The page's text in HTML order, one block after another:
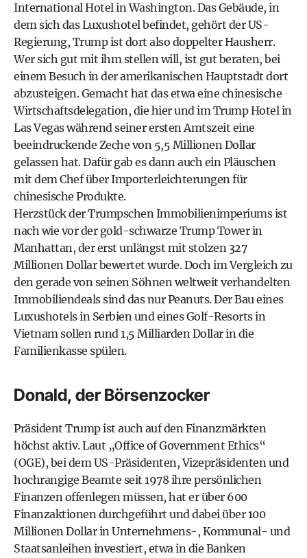
International Hotel in Washington. Das Gebäude, in
dem sich das Luxushotel befindet, gehört der US-
Regierung, Trump ist dort also doppelter Hausherr.
Wer sich gut mit ihm stellen will, ist gut beraten, bei
einem Besuch in der amerikanischen Hauptstadt dort
abzusteigen. Gemacht hat das etwa eine chinesische
Wirtschaftsdelegation, die hier und im Trump Hotel in
Las Vegas während seiner ersten Amtszeit eine
beeindruckende Zeche von 5,5 Millionen Dollar
gelassen hat. Dafür gab es dann auch ein Pläuschen
mit dem Chef über Importerleichterungen für
chinesische Produkte.
Herzstück der Trumpschen Immobilienimperiums ist
nach wie vor der gold-schwarze Trump Tower in
Manhattan, der erst unlängst mit stolzen 327
Millionen Dollar bewertet wurde. Doch im Vergleich zu
den gerade von seinen Söhnen weltweit verhandelten
Immobiliendeals sind das nur Peanuts. Der Bau eines
Luxushotels in Serbien und eines Golf-Resorts in
Vietnam sollen rund 1,5 Milliarden Dollar in die
Familienkasse spülen.
Donald, der Börsenzocker
Präsident Trump ist auch auf den Finanzmärkten
höchst aktiv. Laut „Office of Government Ethics“
(OGE), bei dem US-Präsidenten, Vizepräsidenten und
hochrangige Beamte seit 1978 ihre persönlichen
Finanzen offenlegen müssen, hat er über 600
Finanzaktionen durchgeführt und dabei über 100
Millionen Dollar in Unternehmens-, Kommunal- und
Staatsanleihen investiert, etwa in die Banken